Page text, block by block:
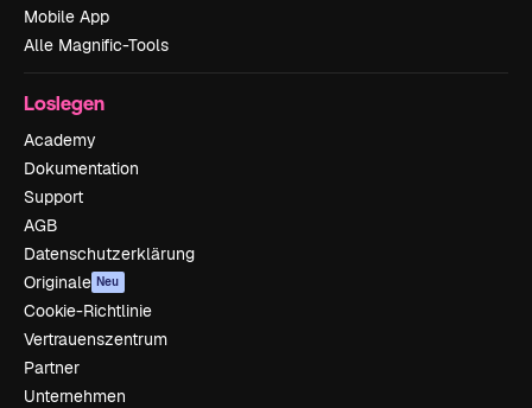
Mobile App
Alle Magnific-Tools
Loslegen
Academy
Dokumentation
Support
AGB
Datenschutzerklärung
Originale Neu
Cookie-Richtlinie
Vertrauenszentrum
Partner
Unternehmen